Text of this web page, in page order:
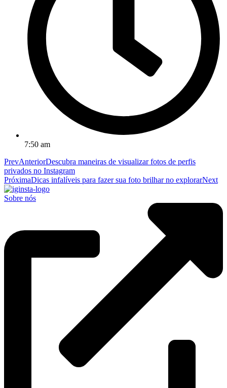
7:50 am
PrevAnteriorDescubra maneiras de visualizar fotos de perfis
privados no Instagram
PróximaDicas infalíveis para fazer sua foto brilhar no explorarNext
Sobre nós